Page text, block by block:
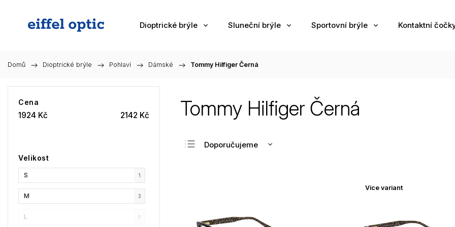
Dioptrické brýle Sluneční brýle Sportovní brýle Kontaktní
Domů / Dioptrické brýle / Pohlaví / Dámské / Tommy Hilfiger Černá
Cena
1924 Kč 2142 Kč
Velikost
S 1
M 3
L 0
Tommy Hilfiger Černá
Doporučujeme
Více variant